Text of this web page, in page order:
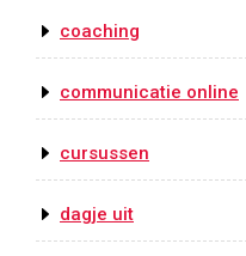
coaching
communicatie online
cursussen
dagje uit